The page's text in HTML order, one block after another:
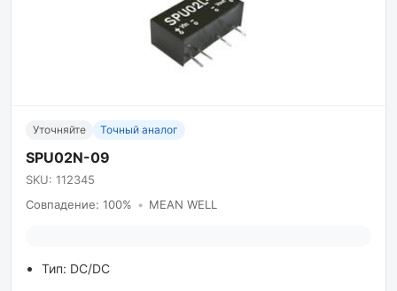
Уточняйте Точный аналог
SPU02N-09
SKU: 112345
Совпадение: 100% • MEAN WELL
Тип: DC/DC